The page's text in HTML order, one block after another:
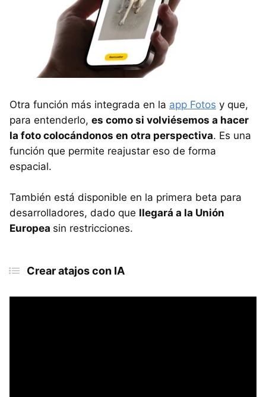
Otra función más integrada en la app Fotos y que,
para entenderlo, es como si volviésemos a hacer
la foto colocándonos en otra perspectiva. Es una
función que permite reajustar eso de forma
espacial.
También está disponible en la primera beta para
desarrolladores, dado que llegará a la Unión
Europea sin restricciones.
Crear atajos con IA